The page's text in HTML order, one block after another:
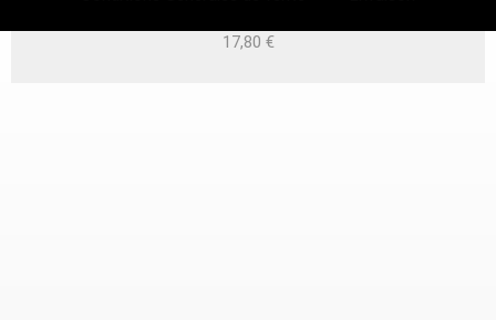
DOMICILE
17,80 €
17,80 €
INTERVENTION
17,80 €
17,80 €
17,80 €